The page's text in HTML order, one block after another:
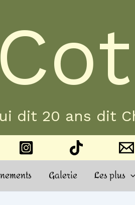
dit 20 ans dit
Galerie Les plus